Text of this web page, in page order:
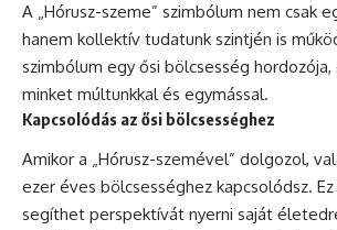
A „Hórusz-szeme” szimbólum nem csak
hanem kollektív tudatunk szintjén is
szimbólum egy ősi bölcsesség
minket múltunkkal és egymással.
Kapcsolódás az ősi bölcsességhez
Amikor a „Hórusz-szemével” dolgozol,
ezer éves bölcsességhez kapcsolódsz.
segíthet perspektívát nyerni saját